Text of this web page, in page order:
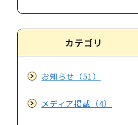
カテゴリ
お知らせ（51）
メディア掲載（4）